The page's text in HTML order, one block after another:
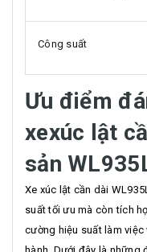
Công suất
Ưu điểm
xexúc lật
sản
Xe xúc lật cần dài
suất tối ưu mà còn tích
cường hiệu suất làm